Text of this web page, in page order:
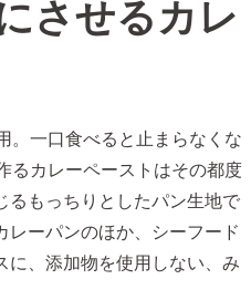
させるカレ
。一口食べると止まらなくな
るカレーペーストはその都度
るもっちりとしたパン生地で
ーパンのほか、シーフード
、添加物を使用しない、み